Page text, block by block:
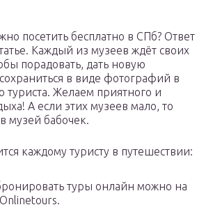
посетить бесплатно в СПб? Ответ
Каждый из музеев ждёт своих
порадовать, дать новую
в виде фотографий в
туриста. Желаем приятного и
А если этих музеев мало, то
музей бабочек.
каждому туристу в путешествии:
туры онлайн можно на